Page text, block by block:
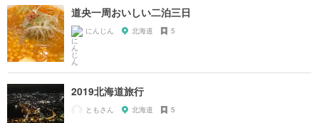
道央一周おいしい二泊三日
にんじん 北海道 5
2019北海道旅行
ともさん 北海道 5